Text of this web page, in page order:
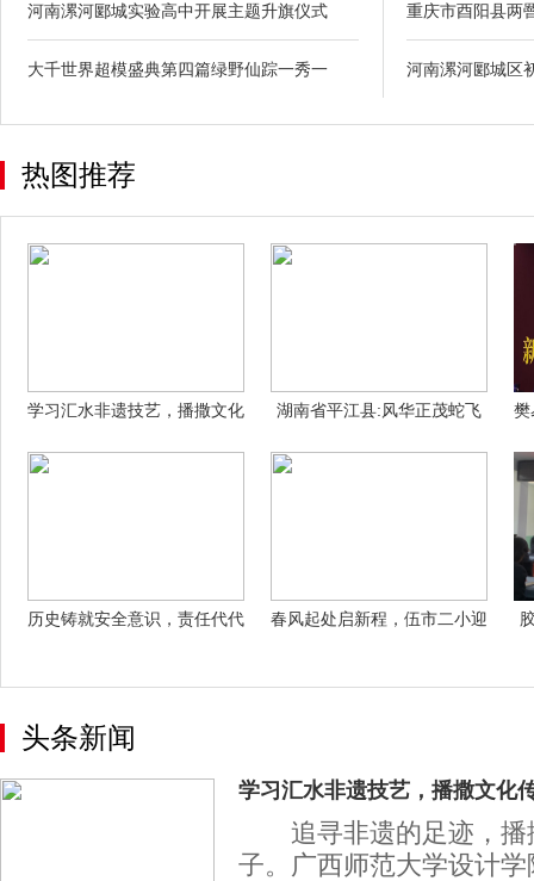
河南漯河郾城实验高中开展主题升旗仪式
大千世界超模盛典第四篇绿野仙踪一秀一
重庆市酉阳县两
河南漯河郾城区
热图推荐
学习汇水非遗技艺，播撒文化
湖南省平江县:风华正茂蛇飞
樊
历史铸就安全意识，责任代代
春风起处启新程，伍市二小迎
头条新闻
学习汇水非遗技艺，播撒文化
追寻非遗的足迹，播
子。广西师范大学设计学